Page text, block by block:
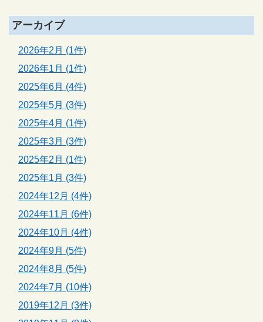
アーカイブ
2026年2月 (1件)
2026年1月 (1件)
2025年6月 (4件)
2025年5月 (3件)
2025年4月 (1件)
2025年3月 (3件)
2025年2月 (1件)
2025年1月 (3件)
2024年12月 (4件)
2024年11月 (6件)
2024年10月 (4件)
2024年9月 (5件)
2024年8月 (5件)
2024年7月 (10件)
2019年12月 (3件)